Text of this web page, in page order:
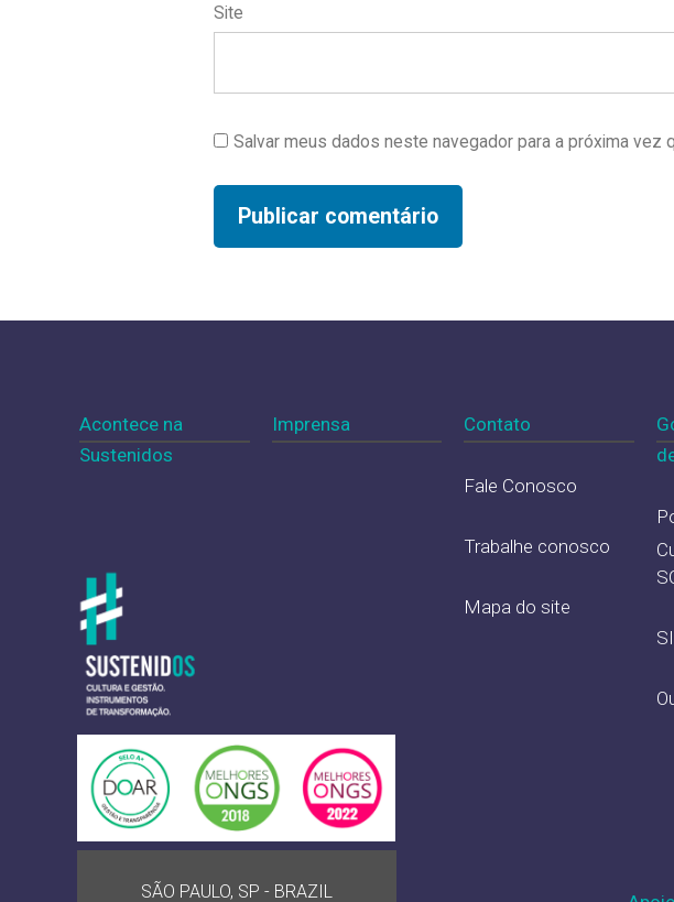
Site
Salvar meus dados neste navegador para a próxima vez
Acontece na
Sustenidos
Imprensa Contato
Fale Conosco
Trabalhe conosco
Mapa do site
SÃO PAULO, SP - BRAZIL